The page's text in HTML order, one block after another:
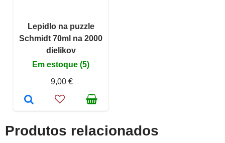
Lepidlo na puzzle
Schmidt 70ml na 2000
dielikov
Em estoque (5)
9,00 €
Produtos relacionados